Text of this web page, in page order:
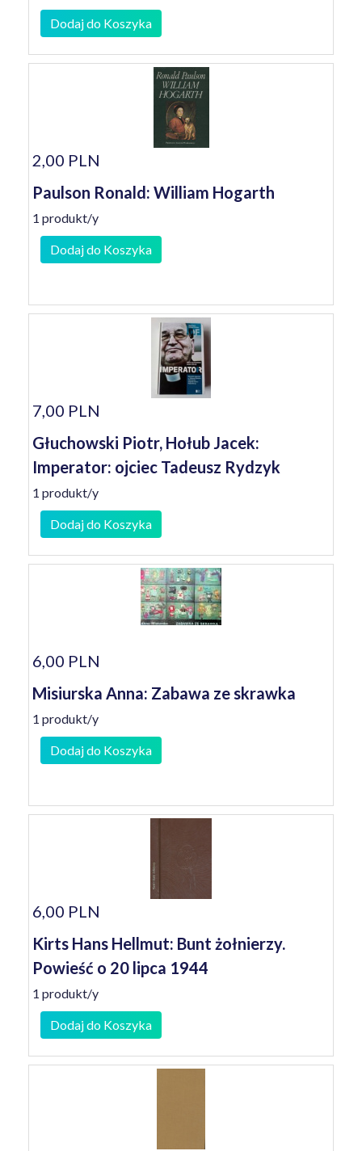
Dodaj do Koszyka
2,00 PLN
Paulson Ronald: William Hogarth
1 produkt/y
Dodaj do Koszyka
7,00 PLN
Głuchowski Piotr, Hołub Jacek:
Imperator: ojciec Tadeusz Rydzyk
1 produkt/y
Dodaj do Koszyka
6,00 PLN
Misiurska Anna: Zabawa ze skrawka
1 produkt/y
Dodaj do Koszyka
6,00 PLN
Kirts Hans Hellmut: Bunt żołnierzy.
Powieść o 20 lipca 1944
1 produkt/y
Dodaj do Koszyka